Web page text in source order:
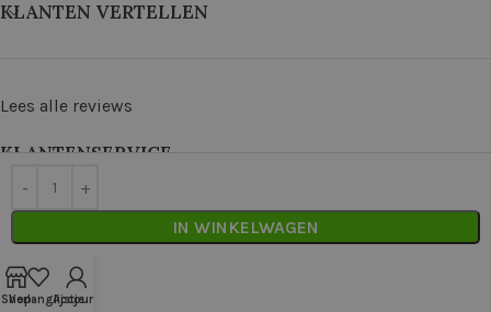
IN WINKELWAGEN
KLANTEN VERTELLEN
Lees alle reviews
KLANTENSERVICE
2026
Shop
Verlanglijstje
Account